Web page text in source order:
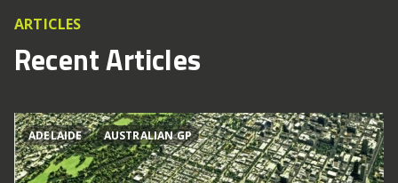
ARTICLES
Recent Articles
ADELAIDE AUSTRALIAN GP